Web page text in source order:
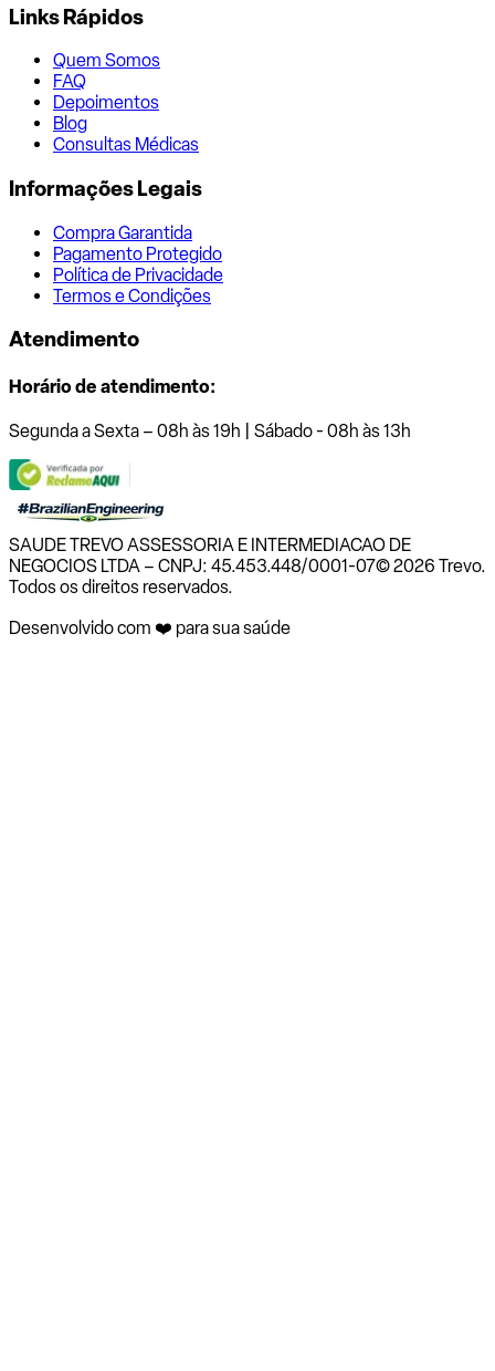
Links Rápidos
Quem Somos
FAQ
Depoimentos
Blog
Consultas Médicas
Informações Legais
Compra Garantida
Pagamento Protegido
Política de Privacidade
Termos e Condições
Atendimento
Horário de atendimento:
Segunda a Sexta – 08h às 19h | Sábado - 08h às 13h
SAUDE TREVO ASSESSORIA E INTERMEDIACAO DE
NEGOCIOS LTDA – CNPJ: 45.453.448/0001-07© 2026 Trevo.
Todos os direitos reservados.
Desenvolvido com ❤️ para sua saúde